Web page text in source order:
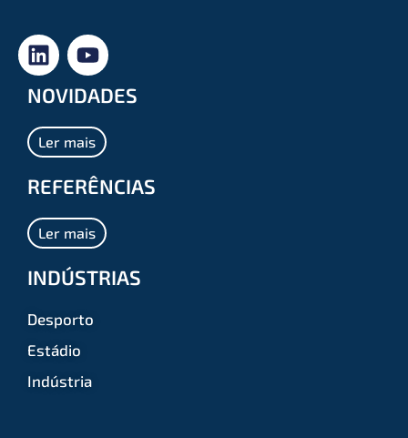
NOVIDADES
Ler mais
REFERÊNCIAS
Ler mais
INDÚSTRIAS
Desporto
Estádio
Indústria